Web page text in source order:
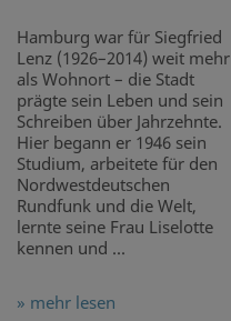
Hamburg war für Siegfried
Lenz (1926–2014) weit mehr
als Wohnort – die Stadt
prägte sein Leben und sein
Schreiben über Jahrzehnte.
Hier begann er 1946 sein
Studium, arbeitete für den
Nordwestdeutschen
Rundfunk und die Welt,
lernte seine Frau Liselotte
kennen und ...
» mehr lesen